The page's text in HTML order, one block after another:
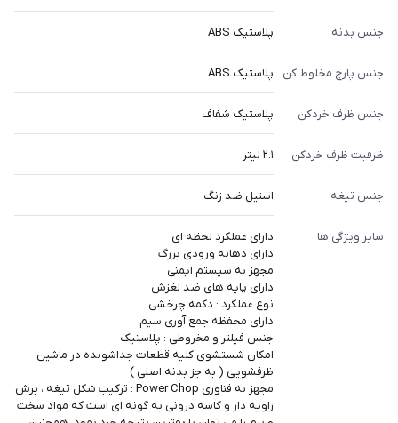
جنس بدنه پلاستیک ABS
جنس پارچ مخلوط کن پلاستیک ABS
جنس ظرف خردکن پلاستیک شفاف
ظرفیت ظرف خردکن ۲.۱ لیتر
جنس تیغه استیل ضد زنگ
سایر ویژگی ها
دارای عملکرد لحظه ای
دارای دهانه ورودی بزرگ
مجهز به سیستم ایمنی
دارای پایه های ضد لغزش
نوع عملکرد : دکمه چرخشی
دارای محفظه جمع آوری سیم
جنس فیلتر و مخروطی : پلاستیک
امکان شستشوی کلیه قطعات جداشونده در ماشین
ظرفشویی ( به جز بدنه اصلی )
مجهز به فناوری Power Chop : ترکیب شکل تیغه ، برش
زاویه دار و کاسه درونی به گونه ای است که مواد سخت